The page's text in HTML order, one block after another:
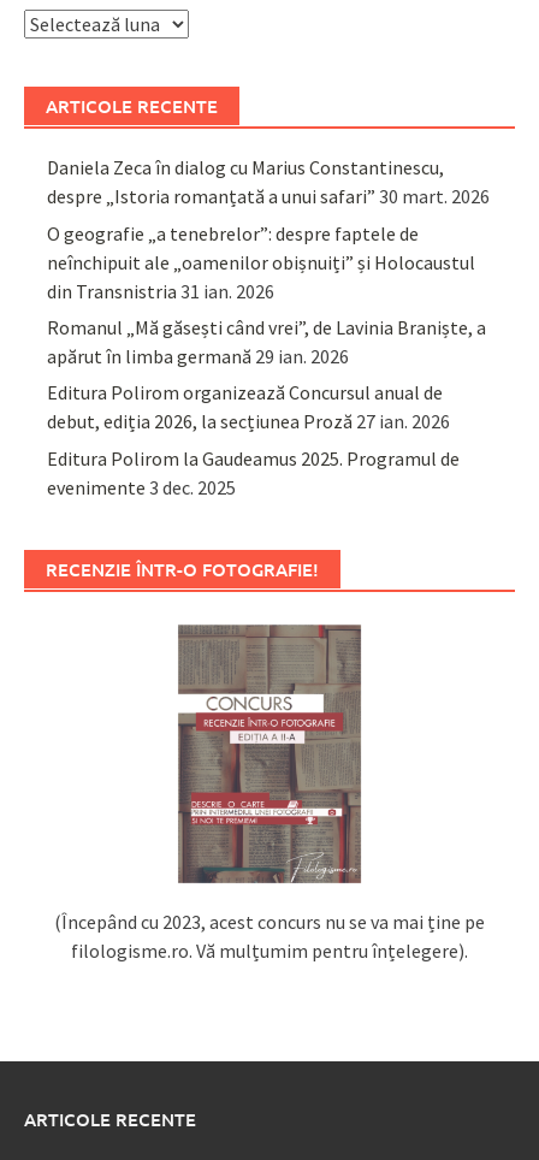
Arhive
ARTICOLE RECENTE
Daniela Zeca în dialog cu Marius Constantinescu,
despre „Istoria romanțată a unui safari” 30 mart. 2026
O geografie „a tenebrelor”: despre faptele de
neînchipuit ale „oamenilor obișnuiți” și Holocaustul
din Transnistria 31 ian. 2026
Romanul „Mă găsești când vrei”, de Lavinia Braniște, a
apărut în limba germană 29 ian. 2026
Editura Polirom organizează Concursul anual de
debut, ediția 2026, la secțiunea Proză 27 ian. 2026
Editura Polirom la Gaudeamus 2025. Programul de
evenimente 3 dec. 2025
RECENZIE ÎNTR-O FOTOGRAFIE!
(Începând cu 2023, acest concurs nu se va mai ține pe
filologisme.ro. Vă mulțumim pentru înțelegere).
ARTICOLE RECENTE